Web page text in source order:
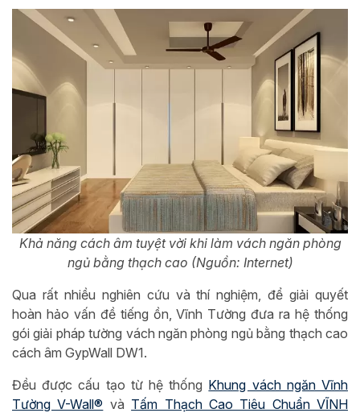
Khả năng cách âm tuyệt vời khi làm vách ngăn phòng
ngủ bằng thạch cao (Nguồn: Internet)
Qua rất nhiều nghiên cứu và thí nghiệm, để giải quyết
hoàn hảo vấn đề tiếng ồn, Vĩnh Tường đưa ra hệ thống
gói giải pháp tường vách ngăn phòng ngủ bằng thạch cao
cách âm GypWall DW1.
Đều được cấu tạo từ hệ thống Khung vách ngăn Vĩnh
Tường V-Wall® và Tấm Thạch Cao Tiêu Chuẩn VĨNH